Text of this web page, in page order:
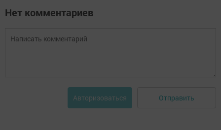
Нет комментариев
Авторизоваться Отправить